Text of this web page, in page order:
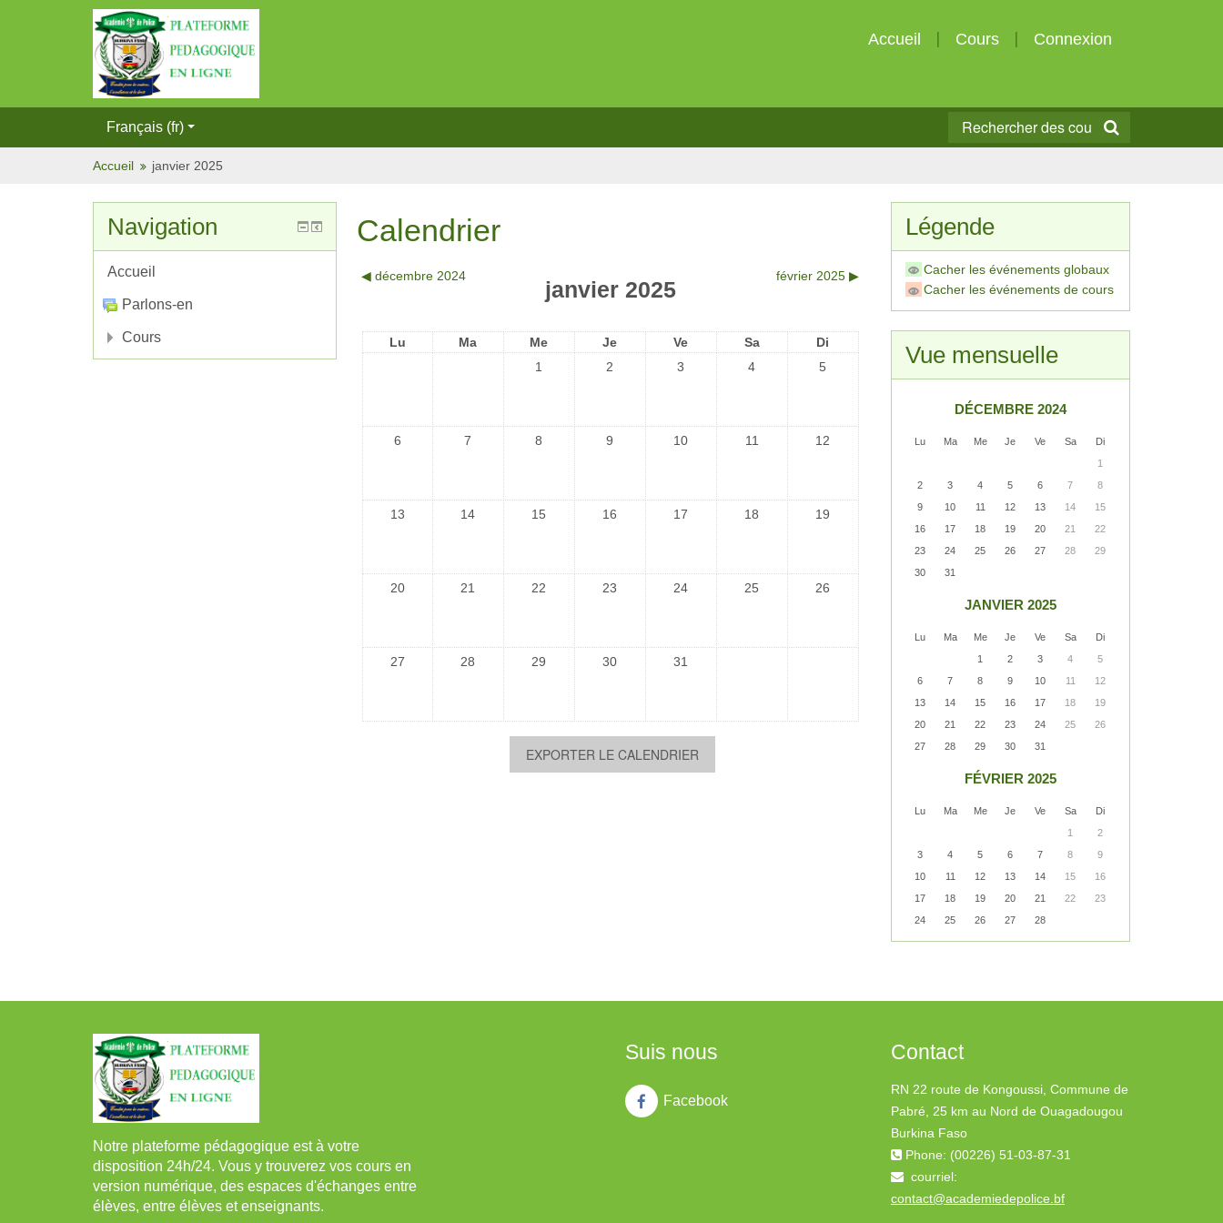
Accueil Cours Connexion
Français (fr)
Accueil janvier 2025
Calendrier
◀︎ décembre 2024
janvier 2025
février 2025 ▶︎
Lu Ma Me Je Ve Sa
Di
1
2 3 4 5
6 7 8 9 10 11 12
13 14 15 16 17 18 19
20 21 22 23 24 25 26
27 28 29 30 31
Navigation
Accueil
Parlons-en
Cours
Légende
Cacher les événements globaux
Cacher les événements de cours
Vue mensuelle
DÉCEMBRE 2024
Lu Ma Me Je Ve Sa
Di
1
2
3 4 5 6 7
8
9
10 11 12 13 14
15
16
17 18 19 20 21
22
23
24 25 26 27 28
29
30
31
JANVIER 2025
Lu Ma Me Je Ve Sa
Di
1
2 3 4
5
6
7 8 9 10 11
12
13
14 15 16 17 18
19
20
21 22 23 24 25
26
27
28 29 30 31
FÉVRIER 2025
Lu Ma Me Je Ve Sa
Di
1
2
3
4 5 6 7 8
9
10
11 12 13 14 15
16
17
18 19 20 21 22
23
24
25 26 27 28
Notre plateforme pédagogique est à votre
disposition 24h/24. Vous y trouverez vos cours en
version numérique, des espaces d'échanges entre
élèves, entre élèves et enseignants.
Suis nous
Facebook
Contact
RN 22 route de Kongoussi, Commune de
Pabré, 25 km au Nord de Ouagadougou
Burkina Faso
Phone: (00226) 51-03-87-31
courriel:
contact@academiedepolice.bf